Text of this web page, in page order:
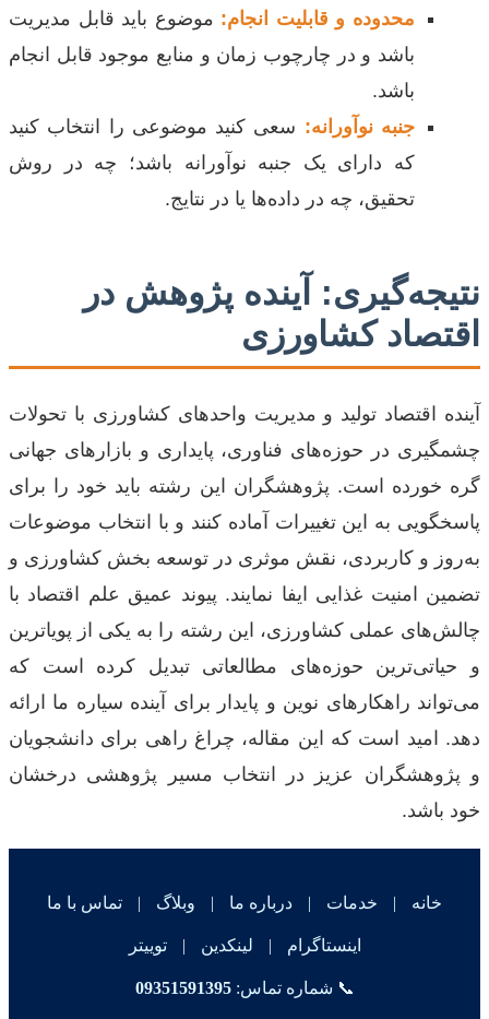
محدوده و قابلیت انجام: موضوع باید قابل مدیریت
باشد و در چارچوب زمان و منابع موجود قابل انجام
باشد.
جنبه نوآورانه: سعی کنید موضوعی را انتخاب کنید
که دارای یک جنبه نوآورانه باشد؛ چه در روش
تحقیق، چه در داده‌ها یا در نتایج.
نتیجه‌گیری: آینده پژوهش در
اقتصاد کشاورزی
آینده اقتصاد تولید و مدیریت واحدهای کشاورزی با تحولات
چشمگیری در حوزه‌های فناوری، پایداری و بازارهای جهانی
گره خورده است. پژوهشگران این رشته باید خود را برای
پاسخگویی به این تغییرات آماده کنند و با انتخاب موضوعات
به‌روز و کاربردی، نقش موثری در توسعه بخش کشاورزی و
تضمین امنیت غذایی ایفا نمایند. پیوند عمیق علم اقتصاد با
چالش‌های عملی کشاورزی، این رشته را به یکی از پویاترین
و حیاتی‌ترین حوزه‌های مطالعاتی تبدیل کرده است که
می‌تواند راهکارهای نوین و پایدار برای آینده سیاره ما ارائه
دهد. امید است که این مقاله، چراغ راهی برای دانشجویان
و پژوهشگران عزیز در انتخاب مسیر پژوهشی درخشان
خود باشد.
خانه | خدمات | درباره ما | وبلاگ | تماس با ما
اینستاگرام | لینکدین | توییتر
📞 شماره تماس:09351591395